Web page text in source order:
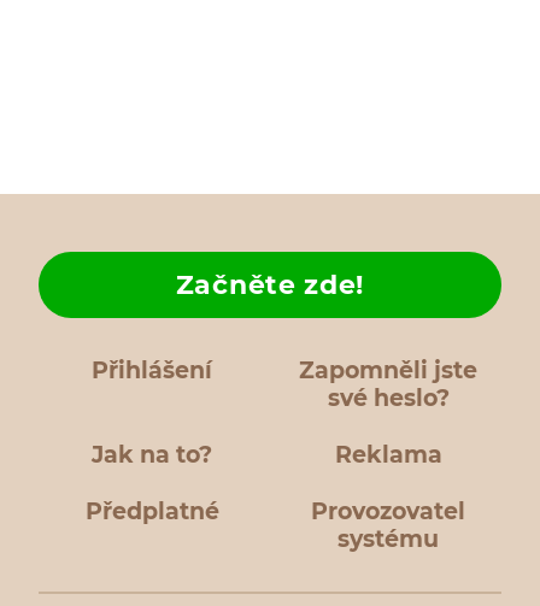
Přihlášení
Zapomněli jste
své heslo?
Jak na to?
Začněte zde!
Reklama
Předplatné
Provozovatel
systému